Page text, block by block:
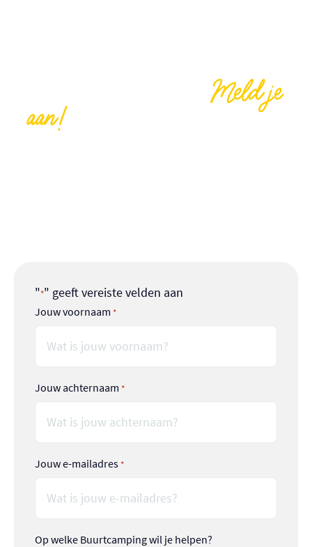
Vrijwilliger worden?Meld je
aan!
"*" geeft vereiste velden aan
Jouw voornaam *
Jouw achternaam *
Jouw e-mailadres *
Op welke Buurtcamping wil je helpen?